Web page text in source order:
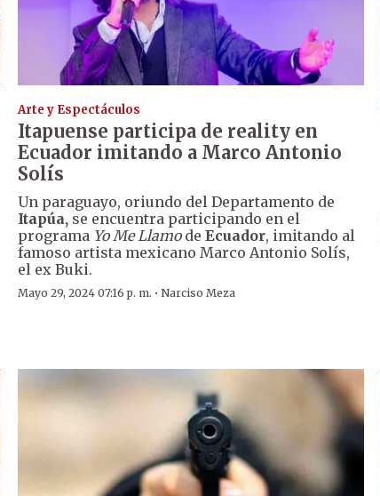
Arte y Espectáculos
Itapuense participa de reality en
Ecuador imitando a Marco Antonio
Solís
Un paraguayo, oriundo del Departamento de
Itapúa, se encuentra participando en el
programa Yo Me LlamodeEcuador, imitando al
famoso artista mexicano Marco Antonio Solís,
el ex Buki.
Mayo 29, 2024 07:16 p. m. ·Narciso Meza